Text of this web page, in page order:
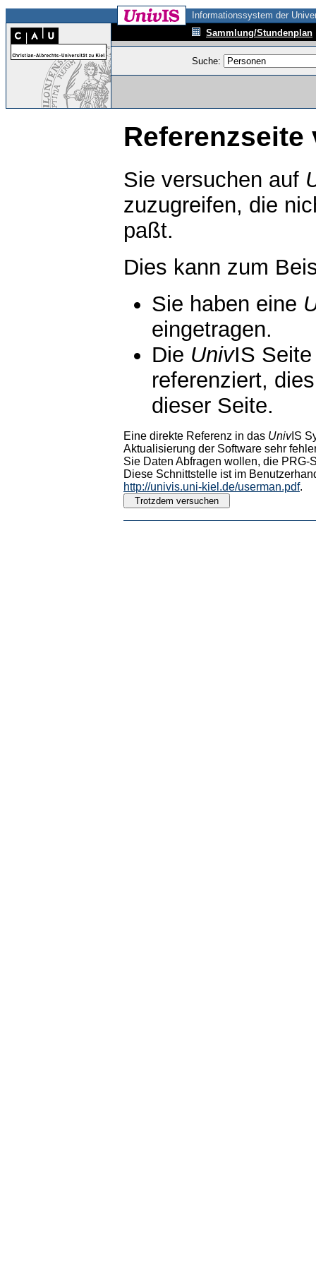
Informationssystem der
Sammlung/Stundenplan
Suche:
Referenzseite
Sie versuchen auf
zuzugreifen, die
paßt.
Dies kann zum
Sie haben eine
eingetragen.
Die UnivIS
referenziert,
dieser Seite.
Eine direkte Referenz in das UnivIS
Aktualisierung der Software sehr
Sie Daten Abfragen wollen, die PRG-
Diese Schnittstelle ist im
http://univis.uni-kiel.de/userman.pdf.